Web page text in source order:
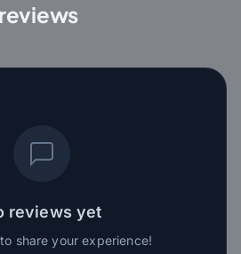
reviews yet
share your experience!